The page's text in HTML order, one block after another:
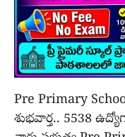
Pre Primary
శుభవార్త.. 5538